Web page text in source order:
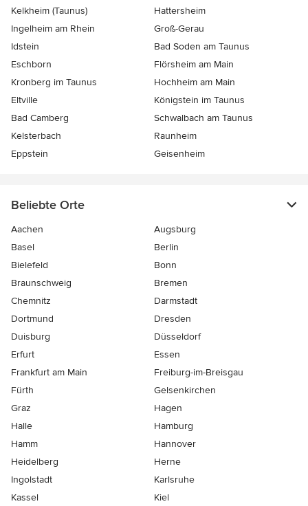
Kelkheim (Taunus)
Hattersheim
Ingelheim am Rhein
Groß-Gerau
Idstein
Bad Soden am Taunus
Eschborn
Flörsheim am Main
Kronberg im Taunus
Hochheim am Main
Eltville
Königstein im Taunus
Bad Camberg
Schwalbach am Taunus
Kelsterbach
Raunheim
Eppstein
Geisenheim
Beliebte Orte
Aachen
Augsburg
Basel
Berlin
Bielefeld
Bonn
Braunschweig
Bremen
Chemnitz
Darmstadt
Dortmund
Dresden
Duisburg
Düsseldorf
Erfurt
Essen
Frankfurt am Main
Freiburg-im-Breisgau
Fürth
Gelsenkirchen
Graz
Hagen
Halle
Hamburg
Hamm
Hannover
Heidelberg
Herne
Ingolstadt
Karlsruhe
Kassel
Kiel